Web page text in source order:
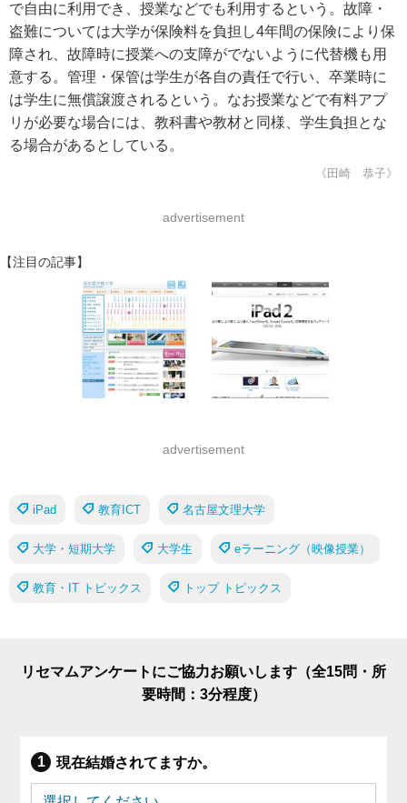
で自由に利用でき、授業などでも利用するという。故障・
盗難については大学が保険料を負担し4年間の保険により保
障され、故障時に授業への支障がでないように代替機も用
意する。管理・保管は学生が各自の責任で行い、卒業時に
は学生に無償譲渡されるという。なお授業などで有料アプ
リが必要な場合には、教科書や教材と同様、学生負担とな
る場合があるとしている。
《田崎 恭子》
advertisement
【注目の記事】
advertisement
iPad 教育ICT 名古屋文理大学
大学・短期大学 大学生 eラーニング（映像授業）
教育・IT トピックス トップ トピックス
リセマムアンケートにご協力お願いします（全15問・所
要時間：3分程度）
現在結婚されてますか。